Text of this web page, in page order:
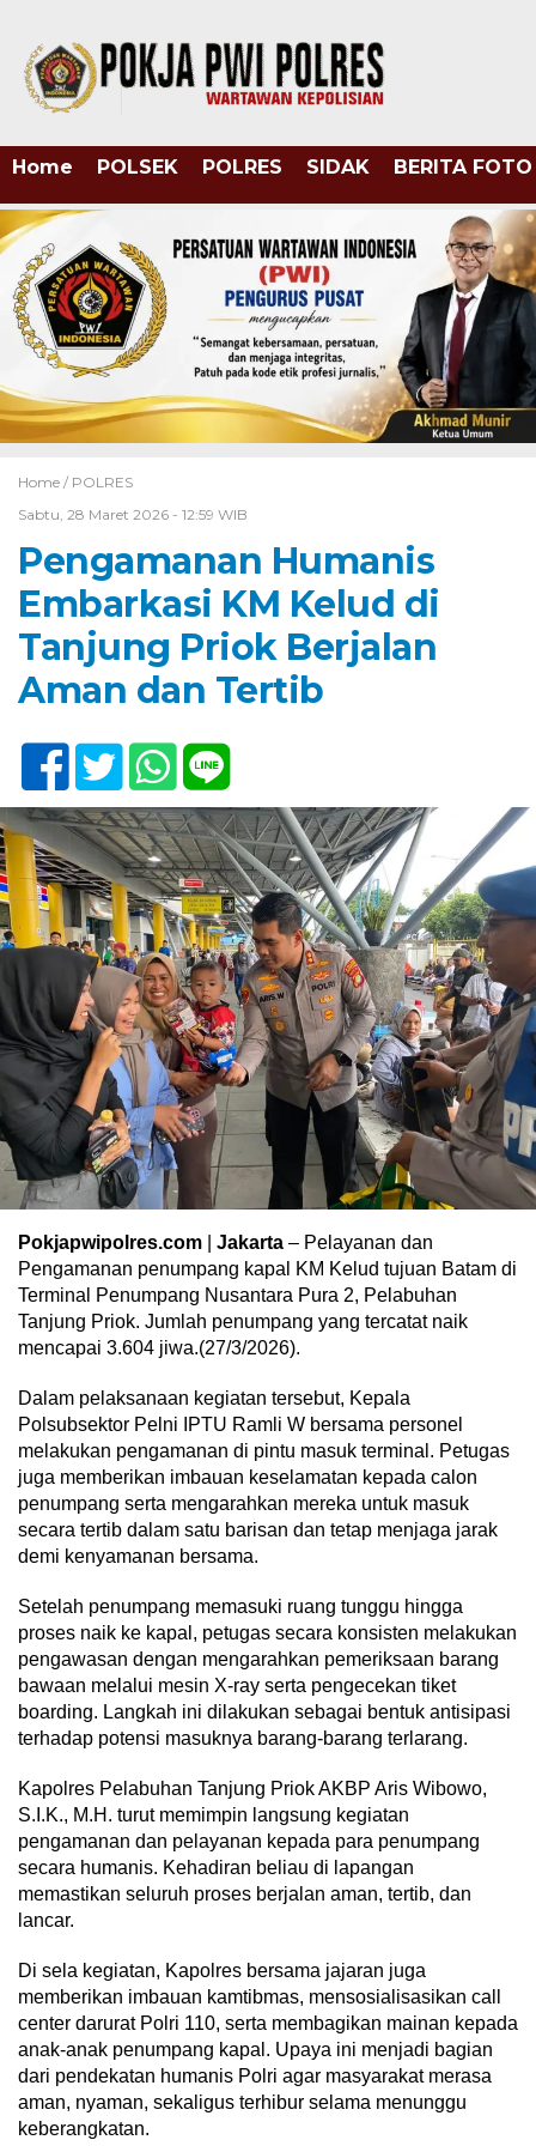
Home POLSEK POLRES SIDAK BERITA FOTO
Home / POLRES
Sabtu, 28 Maret 2026 - 12:59 WIB
Pengamanan Humanis
Embarkasi KM Kelud di
Tanjung Priok Berjalan
Aman dan Tertib
Pokjapwipolres.com Jakarta – Pelayanan dan
Pengamanan penumpang kapal KM Kelud tujuan Batam di
Terminal Penumpang Nusantara Pura 2, Pelabuhan
Tanjung Priok. Jumlah penumpang yang tercatat naik
mencapai 3.604 jiwa.(27/3/2026).
Dalam pelaksanaan kegiatan tersebut, Kepala
Polsubsektor Pelni IPTU Ramli W bersama personel
melakukan pengamanan di pintu masuk terminal. Petugas
juga memberikan imbauan keselamatan kepada calon
penumpang serta mengarahkan mereka untuk masuk
secara tertib dalam satu barisan dan tetap menjaga jarak
demi kenyamanan bersama.
Setelah penumpang memasuki ruang tunggu hingga
proses naik ke kapal, petugas secara konsisten melakukan
pengawasan dengan mengarahkan pemeriksaan barang
bawaan melalui mesin X-ray serta pengecekan tiket
boarding. Langkah ini dilakukan sebagai bentuk antisipasi
terhadap potensi masuknya barang-barang terlarang.
Kapolres Pelabuhan Tanjung Priok AKBP Aris Wibowo,
S.I.K., M.H. turut memimpin langsung kegiatan
pengamanan dan pelayanan kepada para penumpang
secara humanis. Kehadiran beliau di lapangan
memastikan seluruh proses berjalan aman, tertib, dan
lancar.
Di sela kegiatan, Kapolres bersama jajaran juga
memberikan imbauan kamtibmas, mensosialisasikan call
center darurat Polri 110, serta membagikan mainan kepada
anak-anak penumpang kapal. Upaya ini menjadi bagian
dari pendekatan humanis Polri agar masyarakat merasa
aman, nyaman, sekaligus terhibur selama menunggu
keberangkatan.